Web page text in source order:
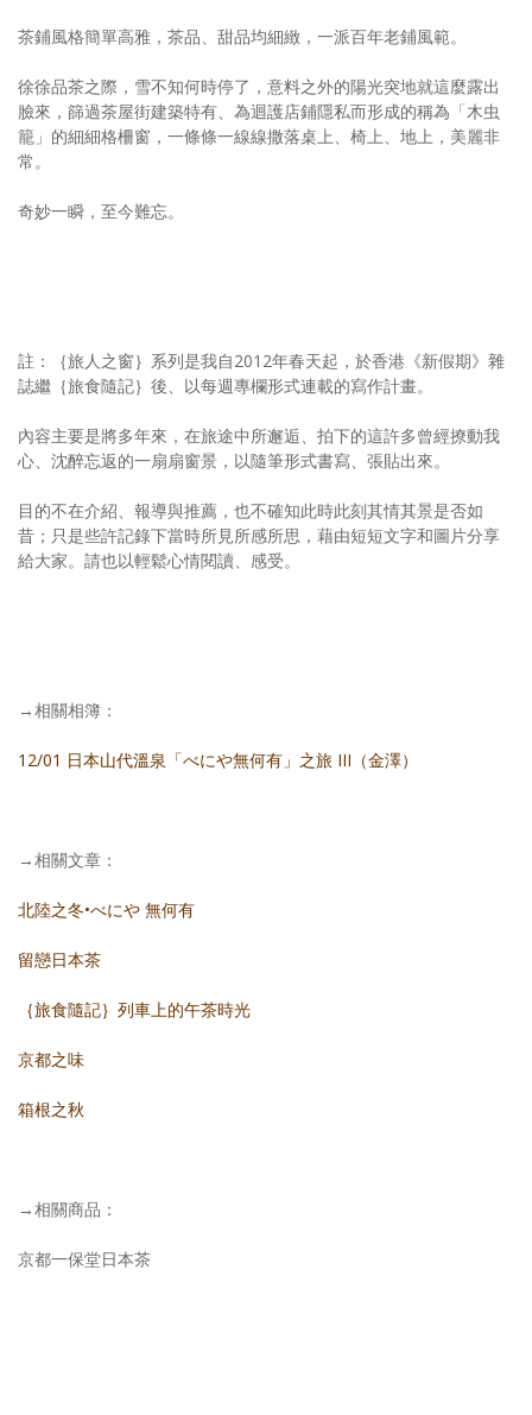
茶鋪風格簡單高雅，茶品、甜品均細緻，一派百年老鋪風範。
徐徐品茶之際，雪不知何時停了，意料之外的陽光突地就這麼露出
臉來，篩過茶屋街建築特有、為迴護店鋪隱私而形成的稱為「木虫
籠」的細細格柵窗，一條條一線線撒落桌上、椅上、地上，美麗非
常。
奇妙一瞬，至今難忘。
註：｛旅人之窗｝系列是我自2012年春天起，於香港《新假期》雜
誌繼｛旅食隨記｝後、以每週專欄形式連載的寫作計畫。
內容主要是將多年來，在旅途中所邂逅、拍下的這許多曾經撩動我
心、沈醉忘返的一扇扇窗景，以隨筆形式書寫、張貼出來。
目的不在介紹、報導與推薦，也不確知此時此刻其情其景是否如
昔；只是些許記錄下當時所見所感所思，藉由短短文字和圖片分享
給大家。請也以輕鬆心情閱讀、感受。
→相關相簿：
12/01 日本山代溫泉「べにや無何有」之旅 III（金澤）
→相關文章：
北陸之冬•べにや 無何有
留戀日本茶
｛旅食隨記｝列車上的午茶時光
京都之味
箱根之秋
→相關商品：
京都一保堂日本茶